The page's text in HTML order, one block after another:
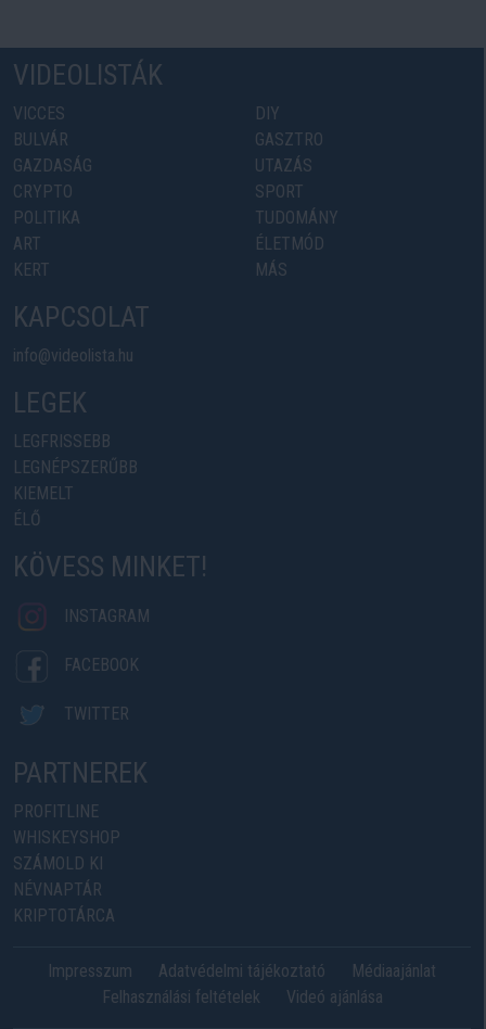
VIDEOLISTÁK
VICCES
BULVÁR
GAZDASÁG
CRYPTO
POLITIKA
ART
KERT
DIY
GASZTRO
UTAZÁS
SPORT
TUDOMÁNY
ÉLETMÓD
MÁS
KAPCSOLAT
info@videolista.hu
LEGEK
LEGFRISSEBB
LEGNÉPSZERŰBB
KIEMELT
ÉLŐ
KÖVESS MINKET!
INSTAGRAM
FACEBOOK
TWITTER
PARTNEREK
PROFITLINE
WHISKEYSHOP
SZÁMOLD KI
NÉVNAPTÁR
KRIPTOTÁRCA
Impresszum Adatvédelmi tájékoztató
Médiaajánlat
Felhasználási feltételek
Videó ajánlása